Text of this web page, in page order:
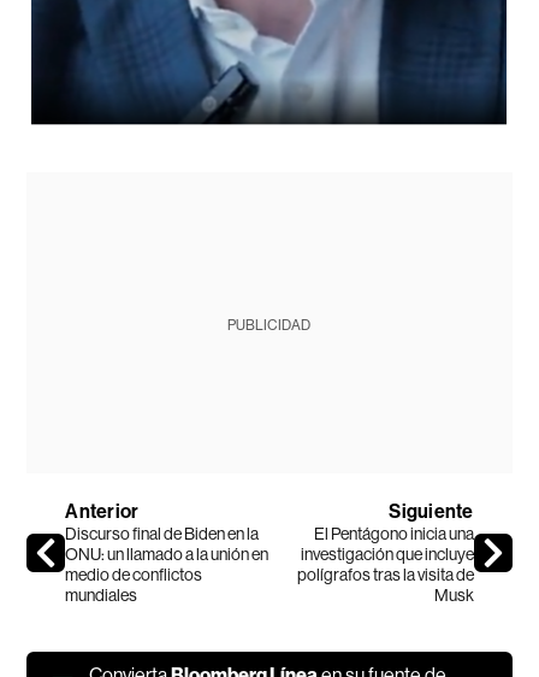
PUBLICIDAD
Anterior
Discurso final de Biden en la
ONU: un llamado a la unión en
medio de conflictos
mundiales
Siguiente
El Pentágono inicia una
investigación que incluye
polígrafos tras la visita de
Musk